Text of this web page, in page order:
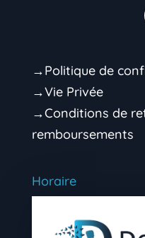
→Politique de
→Vie Privée
→Conditions de
remboursements
Horaire
Mardi 9h00 –